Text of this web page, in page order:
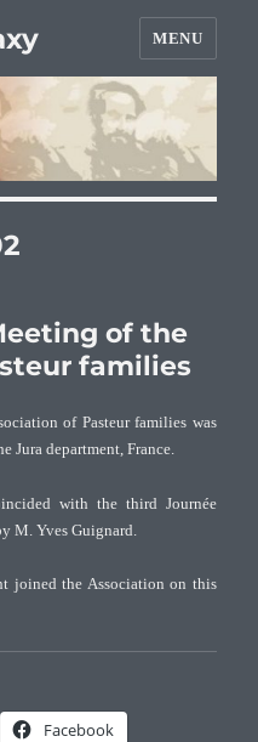
MENU
of the
families
of Pasteur families was
Jura department, France.
with the third Journée
M. Yves Guignard.
joined the Association on this
Facebook